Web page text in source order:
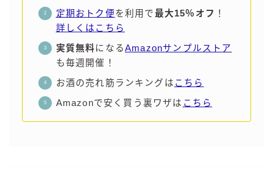
タカラCANチューハイ
寶「丸おろし」
極上レモンサワー
定期おトク便を利用で最大15％オフ ！
詳しくはこちら
実質無料になるAmazonサンプルストア
も毎週開催！
お酒の売れ筋ランキングは こちら
Amazonで安く買う裏ワザは こちら